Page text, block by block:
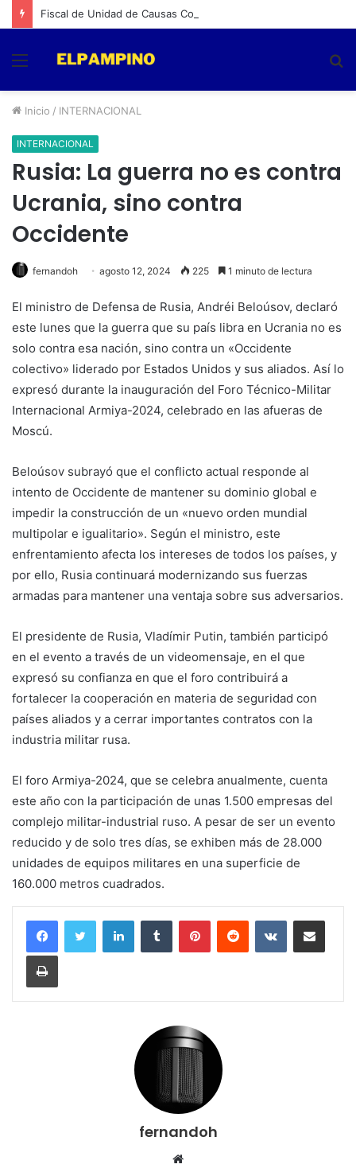
Menú
Inicio / INTERNACIONAL
INTERNACIONAL
Rusia: La guerra no es contra
Ucrania, sino contra
Occidente
fernandoh agosto 12, 2024 225 1 minuto de lectura
El ministro de Defensa de Rusia, Andréi Beloúsov, declaró
este lunes que la guerra que su país libra en Ucrania no es
solo contra esa nación, sino contra un «Occidente
colectivo» liderado por Estados Unidos y sus aliados. Así lo
expresó durante la inauguración del Foro Técnico-Militar
Internacional Armiya-2024, celebrado en las afueras de
Moscú.
Beloúsov subrayó que el conflicto actual responde al
intento de Occidente de mantener su dominio global e
impedir la construcción de un «nuevo orden mundial
multipolar e igualitario». Según el ministro, este
enfrentamiento afecta los intereses de todos los países, y
por ello, Rusia continuará modernizando sus fuerzas
armadas para mantener una ventaja sobre sus adversarios.
El presidente de Rusia, Vladímir Putin, también participó
en el evento a través de un videomensaje, en el que
expresó su confianza en que el foro contribuirá a
fortalecer la cooperación en materia de seguridad con
países aliados y a cerrar importantes contratos con la
industria militar rusa.
El foro Armiya-2024, que se celebra anualmente, cuenta
este año con la participación de unas 1.500 empresas del
complejo militar-industrial ruso. A pesar de ser un evento
reducido y de solo tres días, se exhiben más de 28.000
unidades de equipos militares en una superficie de
160.000 metros cuadrados.
LinkedInTumblr PinterestReddit VKontakteCompartir por
Imprimir
fernandoh
Sitio